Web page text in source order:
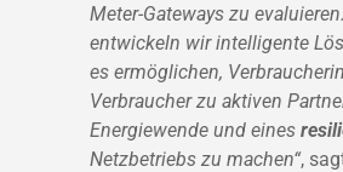
Meter-Gateways zu
entwickeln wir intelligente
es ermöglichen,
Verbraucher zu aktiven
Energiewende und eines
Netzbetriebs zu machen“,